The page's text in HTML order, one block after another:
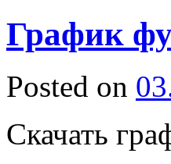
График
Posted on
Скачать